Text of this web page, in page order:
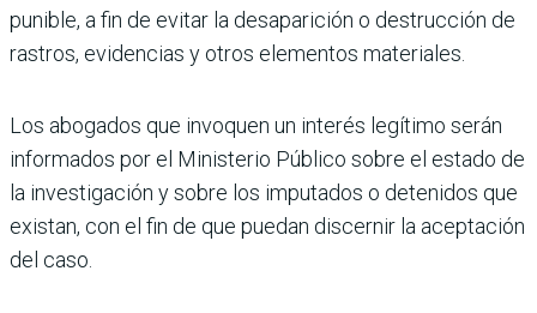
punible, a fin de evitar la desaparición o destrucción de
rastros, evidencias y otros elementos materiales.
Los abogados que invoquen un interés legítimo serán
informados por el Ministerio Público sobre el estado de
la investigación y sobre los imputados o detenidos que
existan, con el fin de que puedan discernir la aceptación
del caso.